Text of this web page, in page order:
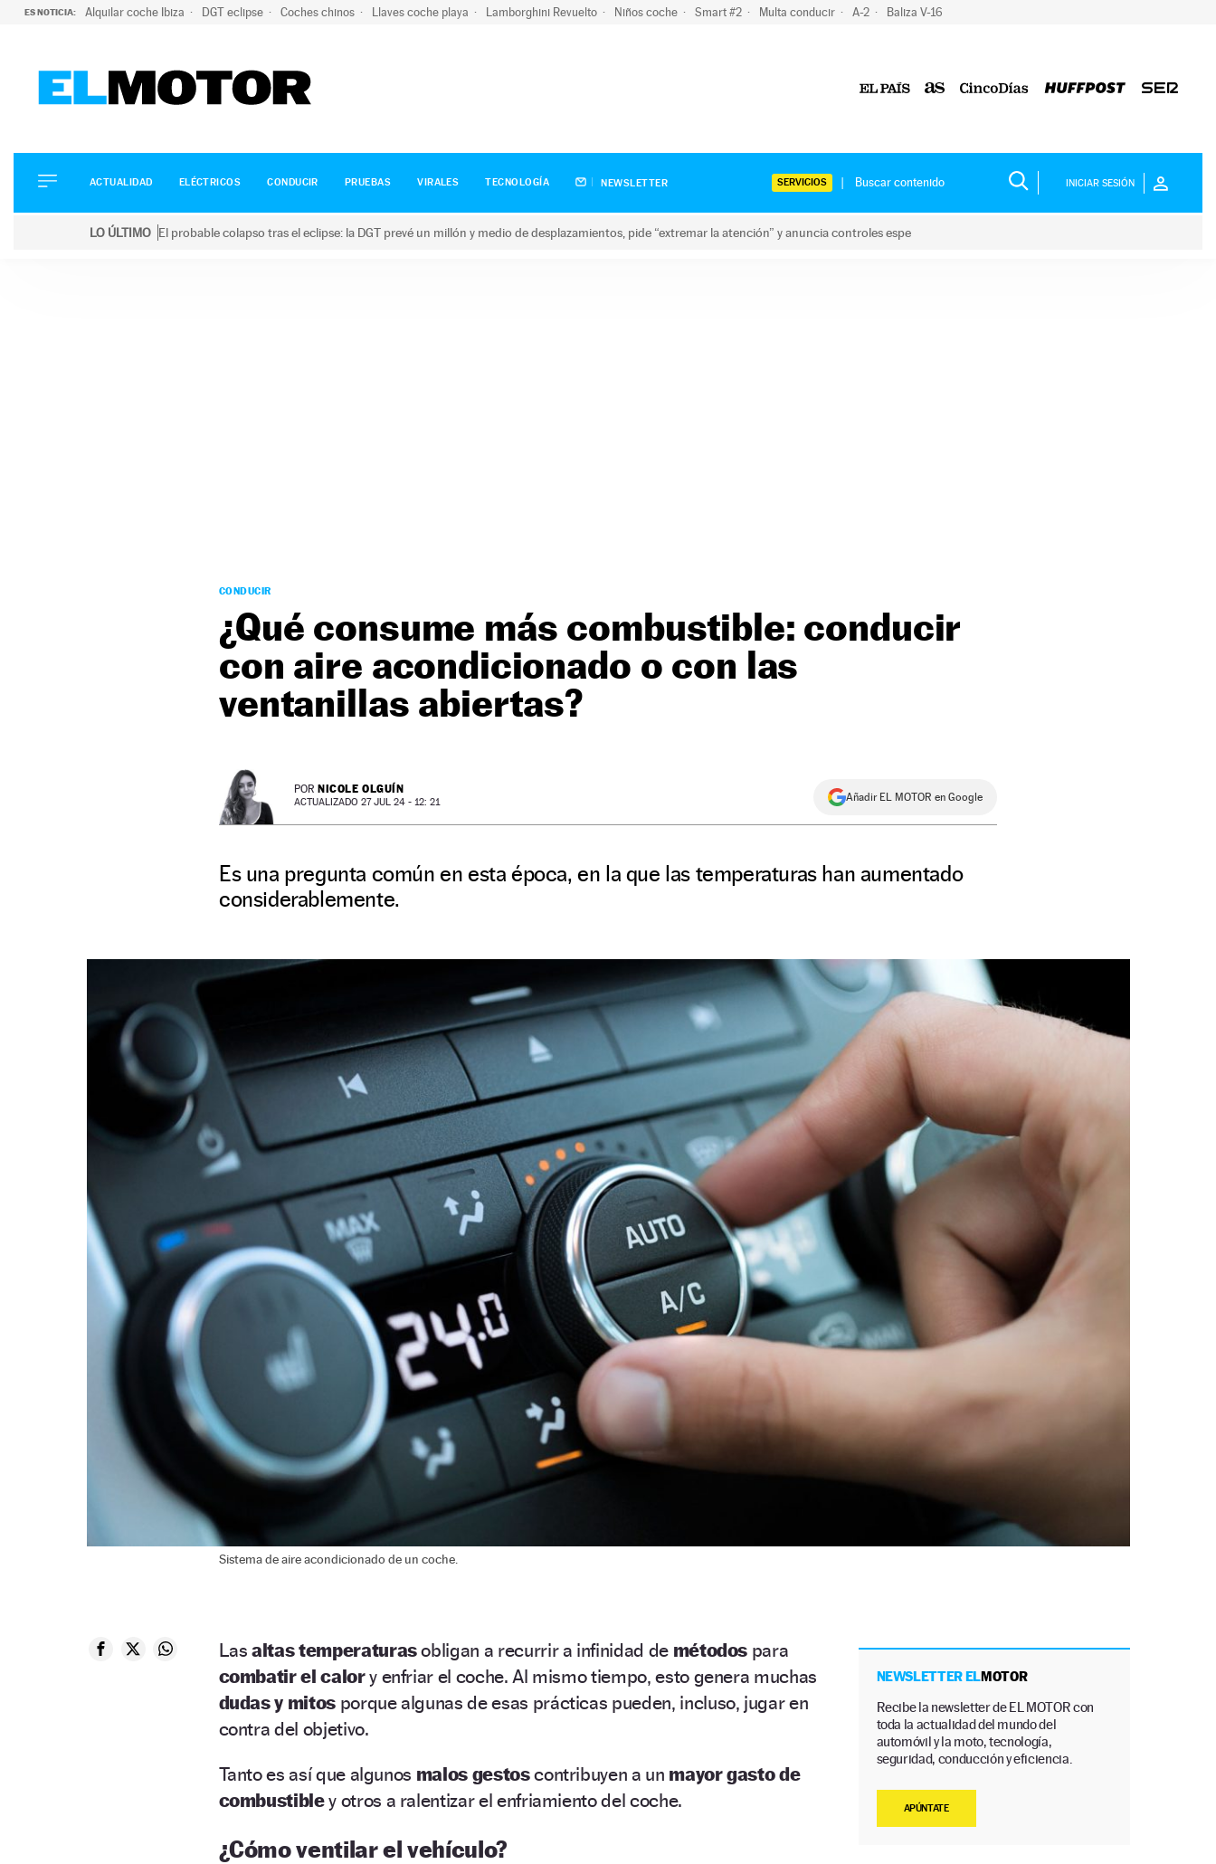
ES NOTICIA: Alquilar coche Ibiza DGT eclipse Coches chinos Llaves coche playa Lamborghini Revuelto Niños coche Smart #2 Multa conducir A-2 Baliza V-16
ELÉCTRICOS
CONDUCIR
ACTUALIDAD ELÉCTRICOS CONDUCIR PRUEBAS VIRALES TECNOLOGÍA NEWSLETTER SERVICIOS INICIAR SESIÓN
LO ÚLTIMO El probable colapso tras el eclipse: la DGT prevé un millón y medio de desplazamientos, pide “extremar la atención” y anuncia controles espe
CONDUCIR
¿Qué consume más combustible: conducir
con aire acondicionado o con las
ventanillas abiertas?
POR NICOLE OLGUÍN
ACTUALIZADO 27 JUL 24 - 12: 21 Añadir EL MOTOR en Google
Es una pregunta común en esta época, en la que las temperaturas han aumentado
considerablemente.
Sistema de aire acondicionado de un coche.
Lasaltas temperaturasobligan a recurrir a infinidad de métodos para
combatir el calory enfriar el coche. Al mismo tiempo, esto genera muchas
dudas y mitosporque algunas de esas prácticas pueden, incluso, jugar en
contra del objetivo.
Tanto es así que algunos malos gestoscontribuyen a un mayor gasto de
combustibley otros a ralentizar el enfriamiento del coche.
¿Cómo ventilar el vehículo?
NEWSLETTER ELMOTOR
Recibe la newsletter de EL MOTOR con
toda la actualidad del mundo del
automóvil y la moto, tecnología,
seguridad, conducción y eficiencia.
APÚNTATE